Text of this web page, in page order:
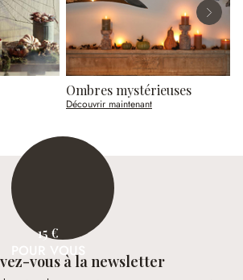
Ombres mystérieuses
Découvrir maintenant
15 €
POUR VOUS
vous à la newsletter